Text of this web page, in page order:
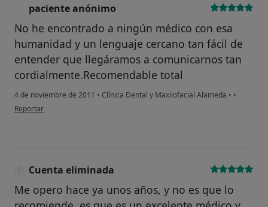
paciente anónimo
No he encontrado a ningún médico con esa
humanidad y un lenguaje cercano tan fácil de
entender que llegáramos a comunicarnos tan
cordialmente.Recomendable total
4 de noviembre de 2011 • Clínica Dental y Maxilofacial Alameda • •
en opinión del usuario paciente anónimo
Reportar
Cuenta eliminada
Me opero hace ya unos años, y no es que lo